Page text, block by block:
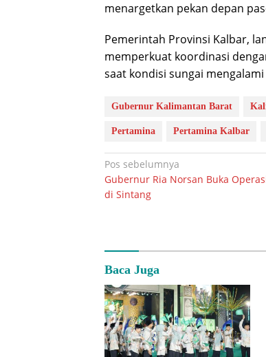
menargetkan pekan depan
Pemerintah Provinsi Kalbar,
memperkuat koordinasi
saat kondisi sungai
Gubernur Kalimantan Barat
Pertamina Pertamina Kalbar
Navigasi
pos
Pos sebelumnya
Gubernur Ria Norsan Buka
di Sintang
Baca Juga